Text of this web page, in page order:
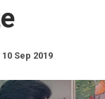
10 Sep 2019